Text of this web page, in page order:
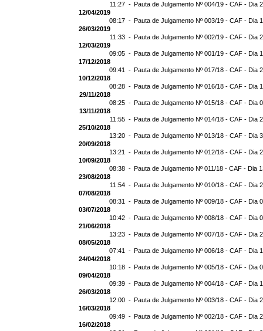
11:27 - Pauta de Julgamento Nº 004/19 - CAF - Dia
12/04/2019
08:17 - Pauta de Julgamento Nº 003/19 - CAF - Dia
26/03/2019
11:33 - Pauta de Julgamento Nº 002/19 - CAF - Dia
12/03/2019
09:05 - Pauta de Julgamento Nº 001/19 - CAF - Dia
17/12/2018
09:41 - Pauta de Julgamento Nº 017/18 - CAF - Dia
10/12/2018
08:28 - Pauta de Julgamento Nº 016/18 - CAF - Dia
29/11/2018
08:25 - Pauta de Julgamento Nº 015/18 - CAF - Dia
13/11/2018
11:55 - Pauta de Julgamento Nº 014/18 - CAF - Dia
25/10/2018
13:20 - Pauta de Julgamento Nº 013/18 - CAF - Dia
20/09/2018
13:21 - Pauta de Julgamento Nº 012/18 - CAF - Dia
10/09/2018
08:38 - Pauta de Julgamento Nº 011/18 - CAF - Dia
23/08/2018
11:54 - Pauta de Julgamento Nº 010/18 - CAF - Dia
07/08/2018
08:31 - Pauta de Julgamento Nº 009/18 - CAF - Dia
03/07/2018
10:42 - Pauta de Julgamento Nº 008/18 - CAF - Dia
21/06/2018
13:23 - Pauta de Julgamento Nº 007/18 - CAF - Dia
08/05/2018
07:41 - Pauta de Julgamento Nº 006/18 - CAF - Dia
24/04/2018
10:18 - Pauta de Julgamento Nº 005/18 - CAF - Dia
09/04/2018
09:39 - Pauta de Julgamento Nº 004/18 - CAF - Dia
26/03/2018
12:00 - Pauta de Julgamento Nº 003/18 - CAF - Dia
16/03/2018
09:49 - Pauta de Julgamento Nº 002/18 - CAF - Dia
16/02/2018